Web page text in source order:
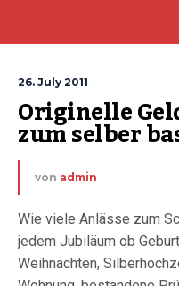
26. July 2011
Originelle
zum selber
von admin
Wie viele Anlässe zum
jedem Jubiläum ob
Weihnachten,